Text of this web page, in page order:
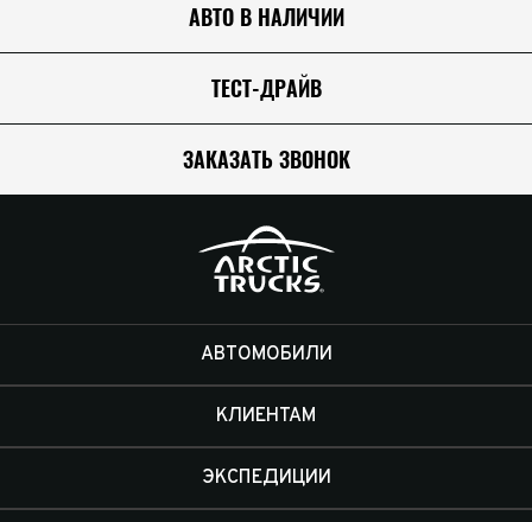
АВТО В НАЛИЧИИ
ТЕСТ-ДРАЙВ
ЗАКАЗАТЬ ЗВОНОК
АВТОМОБИЛИ
КЛИЕНТАМ
ЭКСПЕДИЦИИ